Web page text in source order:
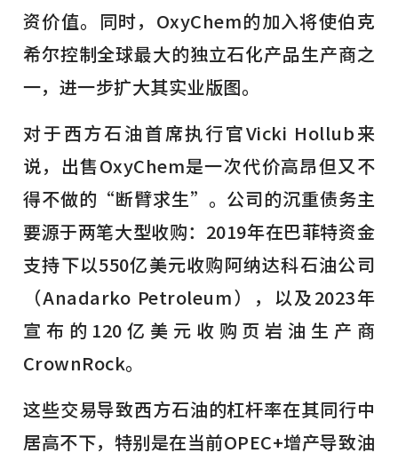
资价值。同时，OxyChem的加入将使伯克
希尔控制全球最大的独立石化产品生产商之
一，进一步扩大其实业版图。
对于西方石油首席执行官Vicki Hollub来
说，出售OxyChem是一次代价高昂但又不
得不做的“断臂求生”。公司的沉重债务主
要源于两笔大型收购：2019年在巴菲特资金
支持下以550亿美元收购阿纳达科石油公司
（Anadarko Petroleum），以及2023年
宣布的120亿美元收购页岩油生产商
CrownRock。
这些交易导致西方石油的杠杆率在其同行中
居高不下，特别是在当前OPEC+增产导致油